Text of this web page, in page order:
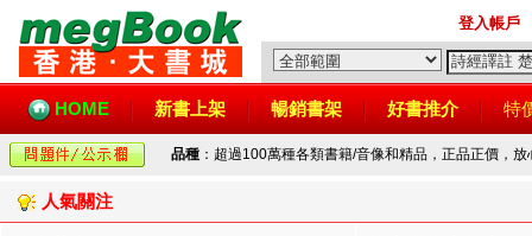
登入帳戶
HOME 新書上架 暢銷書架 好書推介 特
品種 ：超過100萬種各類書籍/音像和精品，正品正價，
人氣關注